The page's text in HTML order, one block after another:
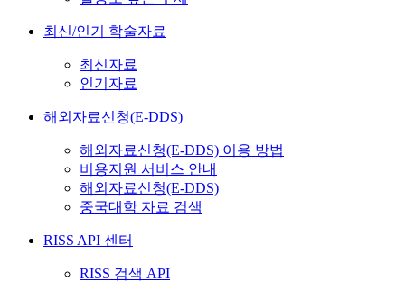
최신/인기 학술자료
최신자료
인기자료
해외자료신청(E-DDS)
해외자료신청(E-DDS) 이용 방법
비용지원 서비스 안내
해외자료신청(E-DDS)
중국대학 자료 검색
RISS API 센터
RISS 검색 API